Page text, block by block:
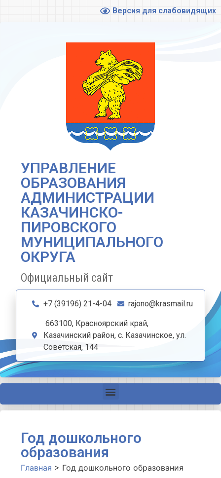
Версия для слабовидящих
УПРАВЛЕНИЕ
ОБРАЗОВАНИЯ
АДМИНИСТРАЦИИ
КАЗАЧИНСКО-
ПИРОВСКОГО
МУНИЦИПАЛЬНОГО
ОКРУГА
Официальный сайт
+7 (39196) 21-4-04 rajono@krasmail.ru
663100, Красноярский край,
Казачинский район, с. Казачинское, ул.
Советская, 144
Год дошкольного
образования
Главная > Год дошкольного образования